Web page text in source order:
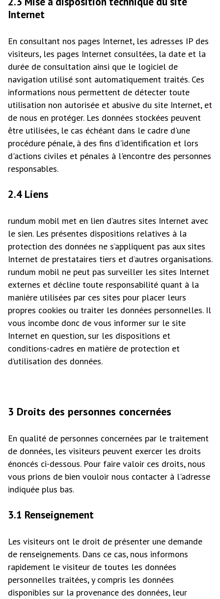
Internet
En consultant nos pages Internet, les adresses IP des
visiteurs, les pages Internet consultées, la date et la
durée de consultation ainsi que le logiciel de
navigation utilisé sont automatiquement traités. Ces
informations nous permettent de détecter toute
utilisation non autorisée et abusive du site Internet, et
de nous en protéger. Les données stockées peuvent
être utilisées, le cas échéant dans le cadre d'une
procédure pénale, à des fins d'identification et lors
d'actions civiles et pénales à l'encontre des personnes
responsables.
2.4 Liens
rundum mobil met en lien d’autres sites Internet avec
le sien. Les présentes dispositions relatives à la
protection des données ne s’appliquent pas aux sites
Internet de prestataires tiers et d’autres organisations.
rundum mobil ne peut pas surveiller les sites Internet
externes et décline toute responsabilité quant à la
manière utilisées par ces sites pour placer leurs
propres cookies ou traiter les données personnelles. Il
vous incombe donc de vous informer sur le site
Internet en question, sur les dispositions et
conditions-cadres en matière de protection et
d’utilisation des données.
3 Droits des personnes concernées
En qualité de personnes concernées par le traitement
de données, les visiteurs peuvent exercer les droits
énoncés ci-dessous. Pour faire valoir ces droits, nous
vous prions de bien vouloir nous contacter à l'adresse
indiquée plus bas.
3.1 Renseignement
Les visiteurs ont le droit de présenter une demande
de renseignements. Dans ce cas, nous informons
rapidement le visiteur de toutes les données
personnelles traitées, y compris les données
disponibles sur la provenance des données, leur